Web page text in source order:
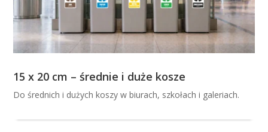
15 x 20 cm – średnie i duże kosze
Do średnich i dużych koszy w biurach, szkołach i galeriach.